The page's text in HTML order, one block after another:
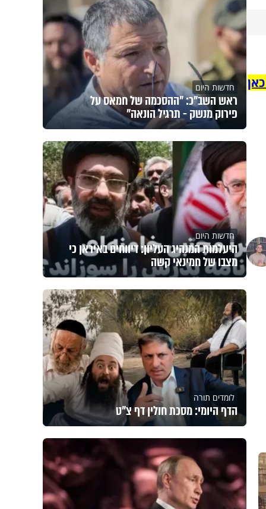
חדשות היום
ראש השב"כ: "ההסכמה של חמאס על
פירוק מנשק - תרגיל הונאה"
חדשות היום
היעלמות המנהיג העליון: דיווחים באיראן כי
מצבו של חמינאי קשה
לומדים תורה
הדף היומי: מסכת חולין דף צ"ט